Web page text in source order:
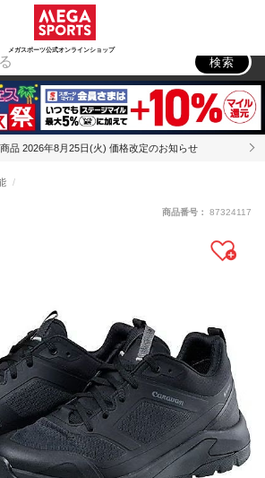
メガスポーツ公式オンラインショップ
ウトドア
検索
品 2026年8月25日(火) 価格改定のお知らせ
商品番号： 87324117